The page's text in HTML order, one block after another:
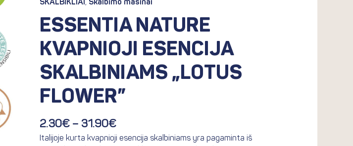
SKALBIKLIAI , Skalbimo mašinai
ESSENTIA NATURE
KVAPNIOJI ESENCIJA
SKALBINIAMS „LOTUS
FLOWER”
2.30€ – 31.90€
through
31.90€
Italijoje kurta kvapnioji esencija skalbiniams yra pagaminta iš
kvapnioji
esencija
skalbiniams
"Lotus
Flower"